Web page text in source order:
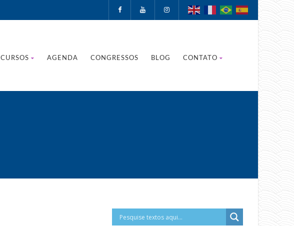
CURSOS AGENDA CONGRESSOS BLOG CONTATO